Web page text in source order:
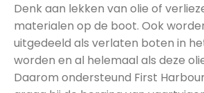
Denk aan lekken van olie of
materialen op de boot. Ook
uitgedeeld als verlaten boten in
worden en al helemaal als deze
Daarom ondersteund First